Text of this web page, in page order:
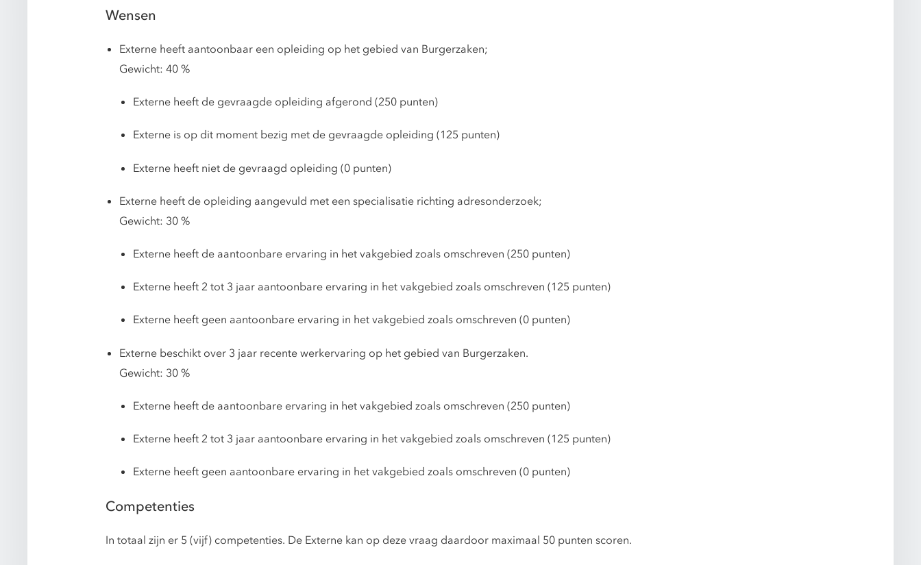
Wensen
Externe heeft aantoonbaar een opleiding op het gebied van Burgerzaken;
Gewicht: 40 %
Externe heeft de gevraagde opleiding afgerond (250 punten)
Externe is op dit moment bezig met de gevraagde opleiding (125 punten)
Externe heeft niet de gevraagd opleiding (0 punten)
Externe heeft de opleiding aangevuld met een specialisatie richting adresonderzoek;
Gewicht: 30 %
Externe heeft de aantoonbare ervaring in het vakgebied zoals omschreven (250 punten)
Externe heeft 2 tot 3 jaar aantoonbare ervaring in het vakgebied zoals omschreven (125 punten)
Externe heeft geen aantoonbare ervaring in het vakgebied zoals omschreven (0 punten)
Externe beschikt over 3 jaar recente werkervaring op het gebied van Burgerzaken.
Gewicht: 30 %
Externe heeft de aantoonbare ervaring in het vakgebied zoals omschreven (250 punten)
Externe heeft 2 tot 3 jaar aantoonbare ervaring in het vakgebied zoals omschreven (125 punten)
Externe heeft geen aantoonbare ervaring in het vakgebied zoals omschreven (0 punten)
Competenties
In totaal zijn er 5 (vijf) competenties. De Externe kan op deze vraag daardoor maximaal 50 punten scoren.